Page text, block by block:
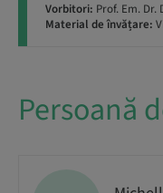
Vorbitori: Prof. Em. Dr.
Material de învățare:
Persoană